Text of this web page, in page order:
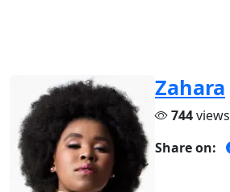
Zahara
744views
Share on: